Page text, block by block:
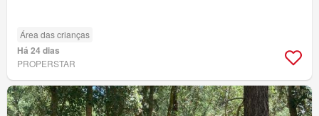
Área das crianças
Há 24 dias
PROPERSTAR